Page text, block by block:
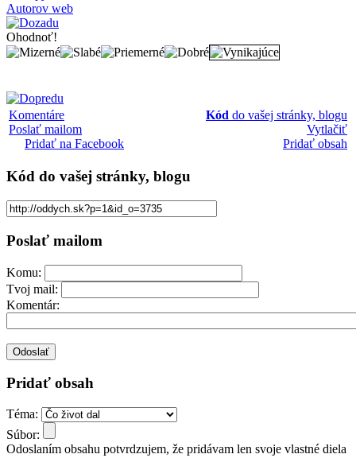
Autorov web
Ohodnoť!
Komentáre
Poslať mailom
Pridať na Facebook
Kód do vašej stránky, blogu
Vytlačiť
Pridať obsah
Kód do vašej stránky, blogu
Poslať mailom
Komu:
Tvoj mail:
Komentár:
Pridať obsah
Téma:
Súbor:
Odoslaním obsahu potvrdzujem, že pridávam len svoje vlastné diela